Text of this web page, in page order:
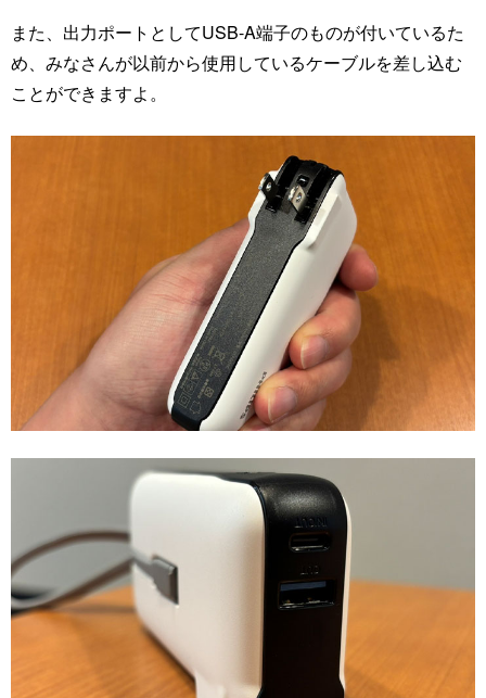
また、出力ポートとしてUSB-A端子のものが付いているた
め、みなさんが以前から使用しているケーブルを差し込む
ことができますよ。